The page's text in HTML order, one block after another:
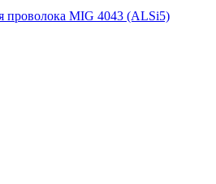
проволока MIG 4043 (ALSi5)